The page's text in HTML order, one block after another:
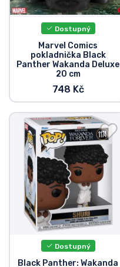
Dostupný
Marvel Comics
pokladnička Black
Panther Wakanda Deluxe
20 cm
748 Kč
Dostupný
Black Panther: Wakanda